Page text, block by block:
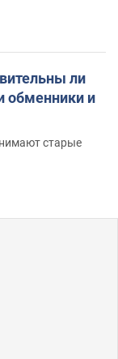
ли
обменники и
старые